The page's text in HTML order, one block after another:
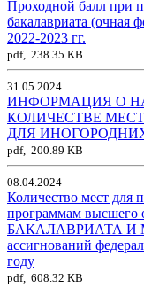
Проходной балл при
бакалавриата (очная
2022-2023 гг.
pdf, 238.35 KB
31.05.2024
ИНФОРМАЦИЯ О
КОЛИЧЕСТВЕ
ДЛЯ
pdf, 200.89 KB
08.04.2024
Количество мест для
программам
БАКАЛАВРИАТА И
ассигнований
году
pdf, 608.32 KB